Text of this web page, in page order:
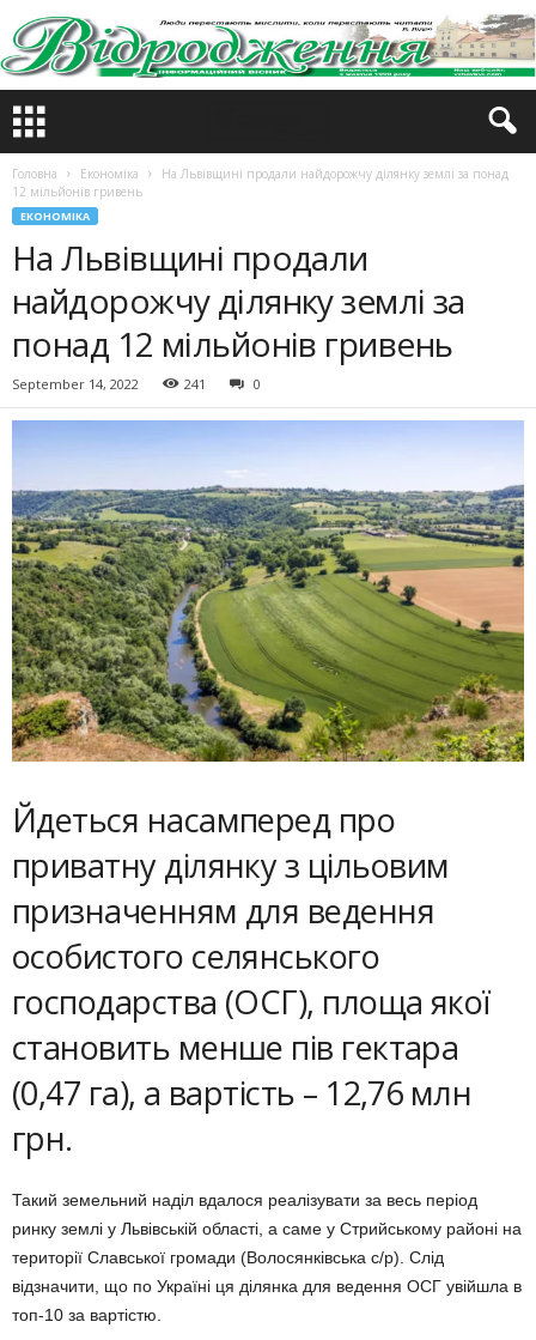
Головна Економіка
На Львівщині продали найдорожчу ділянку землі за понад
12 мільйонів гривень
ЕКОНОМІКА
На Львівщині продали
найдорожчу ділянку землі за
понад 12 мільйонів гривень
September 14, 2022 241 0
Йдеться насамперед про
приватну ділянку з цільовим
призначенням для ведення
особистого селянського
господарства (ОСГ), площа якої
становить менше пів гектара
(0,47 га), а вартість – 12,76 млн
грн.
Такий земельний наділ вдалося реалізувати за весь період
ринку землі у Львівській області, а саме у Стрийському районі на
території Славської громади (Волосянківська с/р). Слід
відзначити, що по Україні ця ділянка для ведення ОСГ увійшла в
топ-10 за вартістю.